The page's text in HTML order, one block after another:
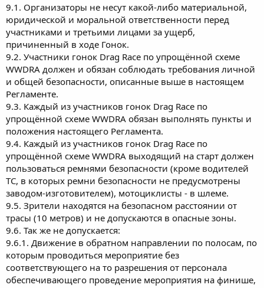
9.1. Организаторы не несут какой-либо материальной,
юридической и моральной ответственности перед
участниками и третьими лицами за ущерб,
причиненный в ходе Гонок.
9.2. Участники гонок Drag Race по упрощённой схеме
WWDRA должен и обязан соблюдать требования личной
и общей безопасности, описанные выше в настоящем
Регламенте.
9.3. Каждый из участников гонок Drag Race по
упрощённой схеме WWDRA обязан выполнять пункты и
положения настоящего Регламента.
9.4. Каждый из участников гонок Drag Race по
упрощённой схеме WWDRA выходящий на старт должен
пользоваться ремнями безопасности (кроме водителей
ТС, в которых ремни безопасности не предусмотрены
заводом-изготовителем), мотоциклисты - в шлеме.
9.5. Зрители находятся на безопасном расстоянии от
трасы (10 метров) и не допускаются в опасные зоны.
9.6. Так же не допускается:
9.6.1. Движение в обратном направлении по полосам, по
которым проводиться мероприятие без
соответствующего на то разрешения от персонала
обеспечивающего проведение мероприятия на финише,